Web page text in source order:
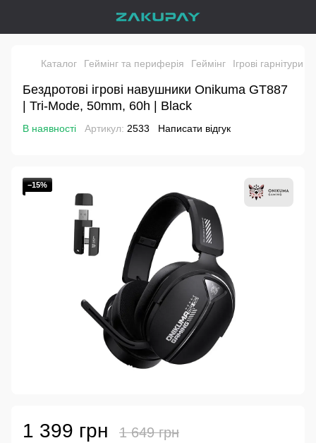
Каталог Геймінг та периферія Геймінг Ігрові гарнітури
Бездротові ігрові навушники Onikuma GT887
| Tri-Mode, 50mm, 60h | Black
В наявності Артикул: 2533 Написати відгук
−15%
1 399 грн 1 649 грн